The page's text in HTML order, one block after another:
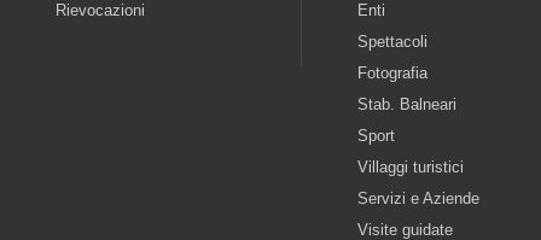
Rievocazioni
Enti
Spettacoli
Fotografia
Stab. Balneari
Sport
Villaggi turistici
Servizi e Aziende
Visite guidate